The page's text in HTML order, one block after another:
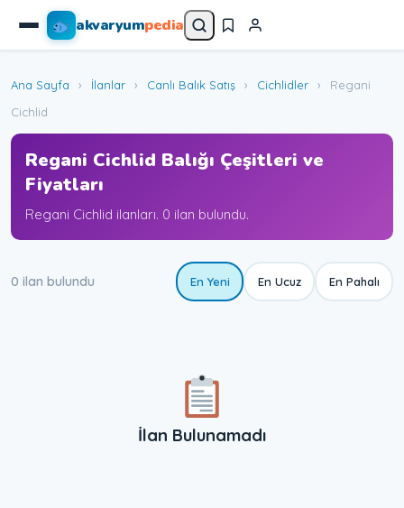
akvaryumpedia
Ana Sayfa › İlanlar › Canlı Balık Satış › Cichlidler ›
Regani
Cichlid
Regani Cichlid Balığı Çeşitleri ve
Fiyatları
Regani Cichlid ilanları. 0 ilan bulundu.
0 ilan bulundu En Yeni En Ucuz En Pahalı
İlan Bulunamadı